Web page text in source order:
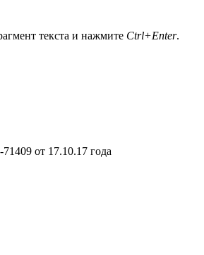
текста и нажмите Ctrl+Enter.
от 17.10.17 года